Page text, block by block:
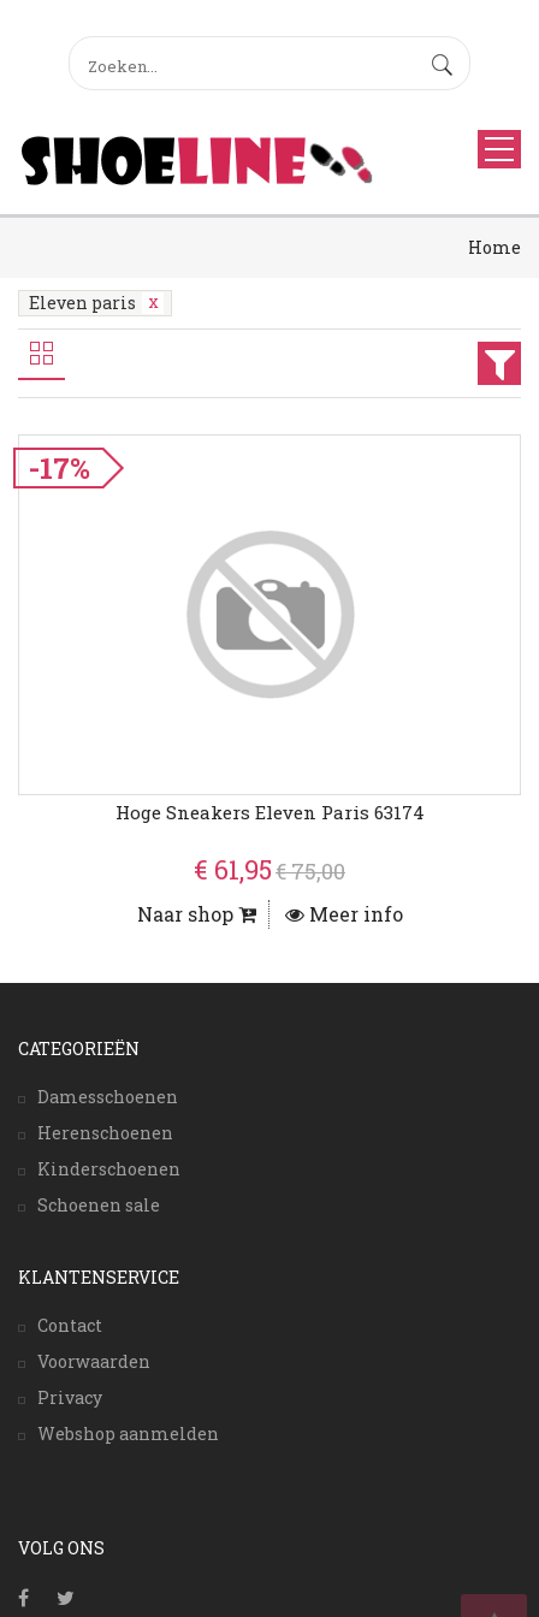
Home
Eleven paris
-17%
Hoge Sneakers Eleven Paris 63174
€ 61,95€ 75,00
Naar shop Meer info
CATEGORIEËN
Damesschoenen
Herenschoenen
Kinderschoenen
Schoenen sale
KLANTENSERVICE
Contact
Voorwaarden
Privacy
Webshop aanmelden
VOLG ONS